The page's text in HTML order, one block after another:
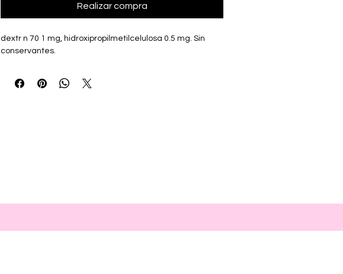
Realizar compra
dextr n 70 1 mg, hidroxipropilmetilcelulosa 0.5 mg. Sin
conservantes.